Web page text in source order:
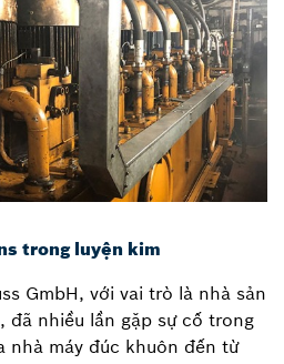
trong luyện kim
GmbH, với vai trò là nhà sản
đã nhiều lần gặp sự cố trong
nhà máy đúc khuôn đến từ